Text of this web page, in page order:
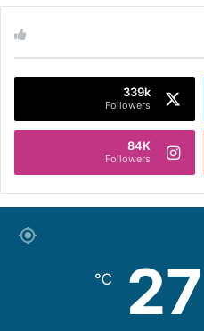
339k
Followers
84K
Followers
27
℃